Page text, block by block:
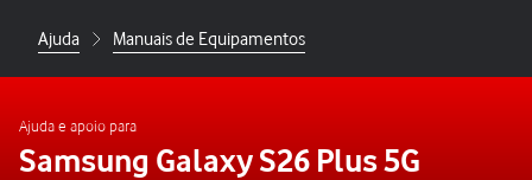
Ajuda Manuais de Equipamentos
Ajuda e apoio para
Samsung Galaxy S26 Plus 5G